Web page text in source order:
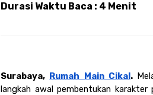
Durasi Waktu Baca : 4 Menit
Surabaya, Rumah Main Cikal.
langkah awal pembentukan